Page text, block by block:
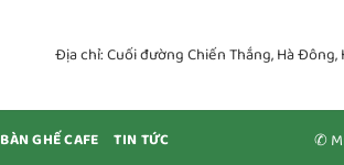
Địa chỉ: Cuối đường Chiến Thắng, Hà Đông,
BÀN GHẾ CAFE TIN TỨC ✆